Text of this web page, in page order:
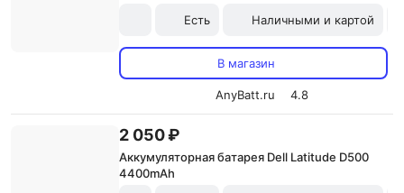
Есть
Наличными и картой
В магазин
AnyBatt.ru 4.8
2 050 ₽
Аккумуляторная батарея Dell Latitude D500
4400mAh